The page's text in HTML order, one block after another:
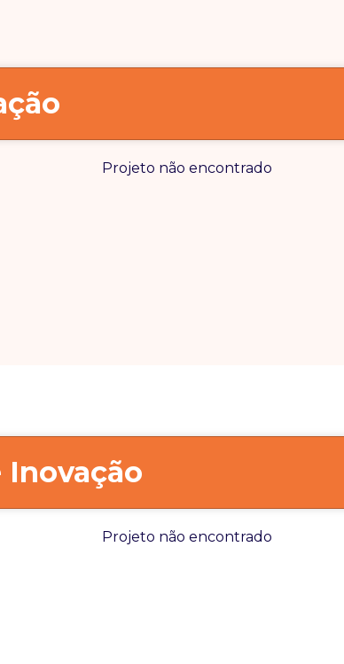
Projeto não encontrado
Projeto não encontrado